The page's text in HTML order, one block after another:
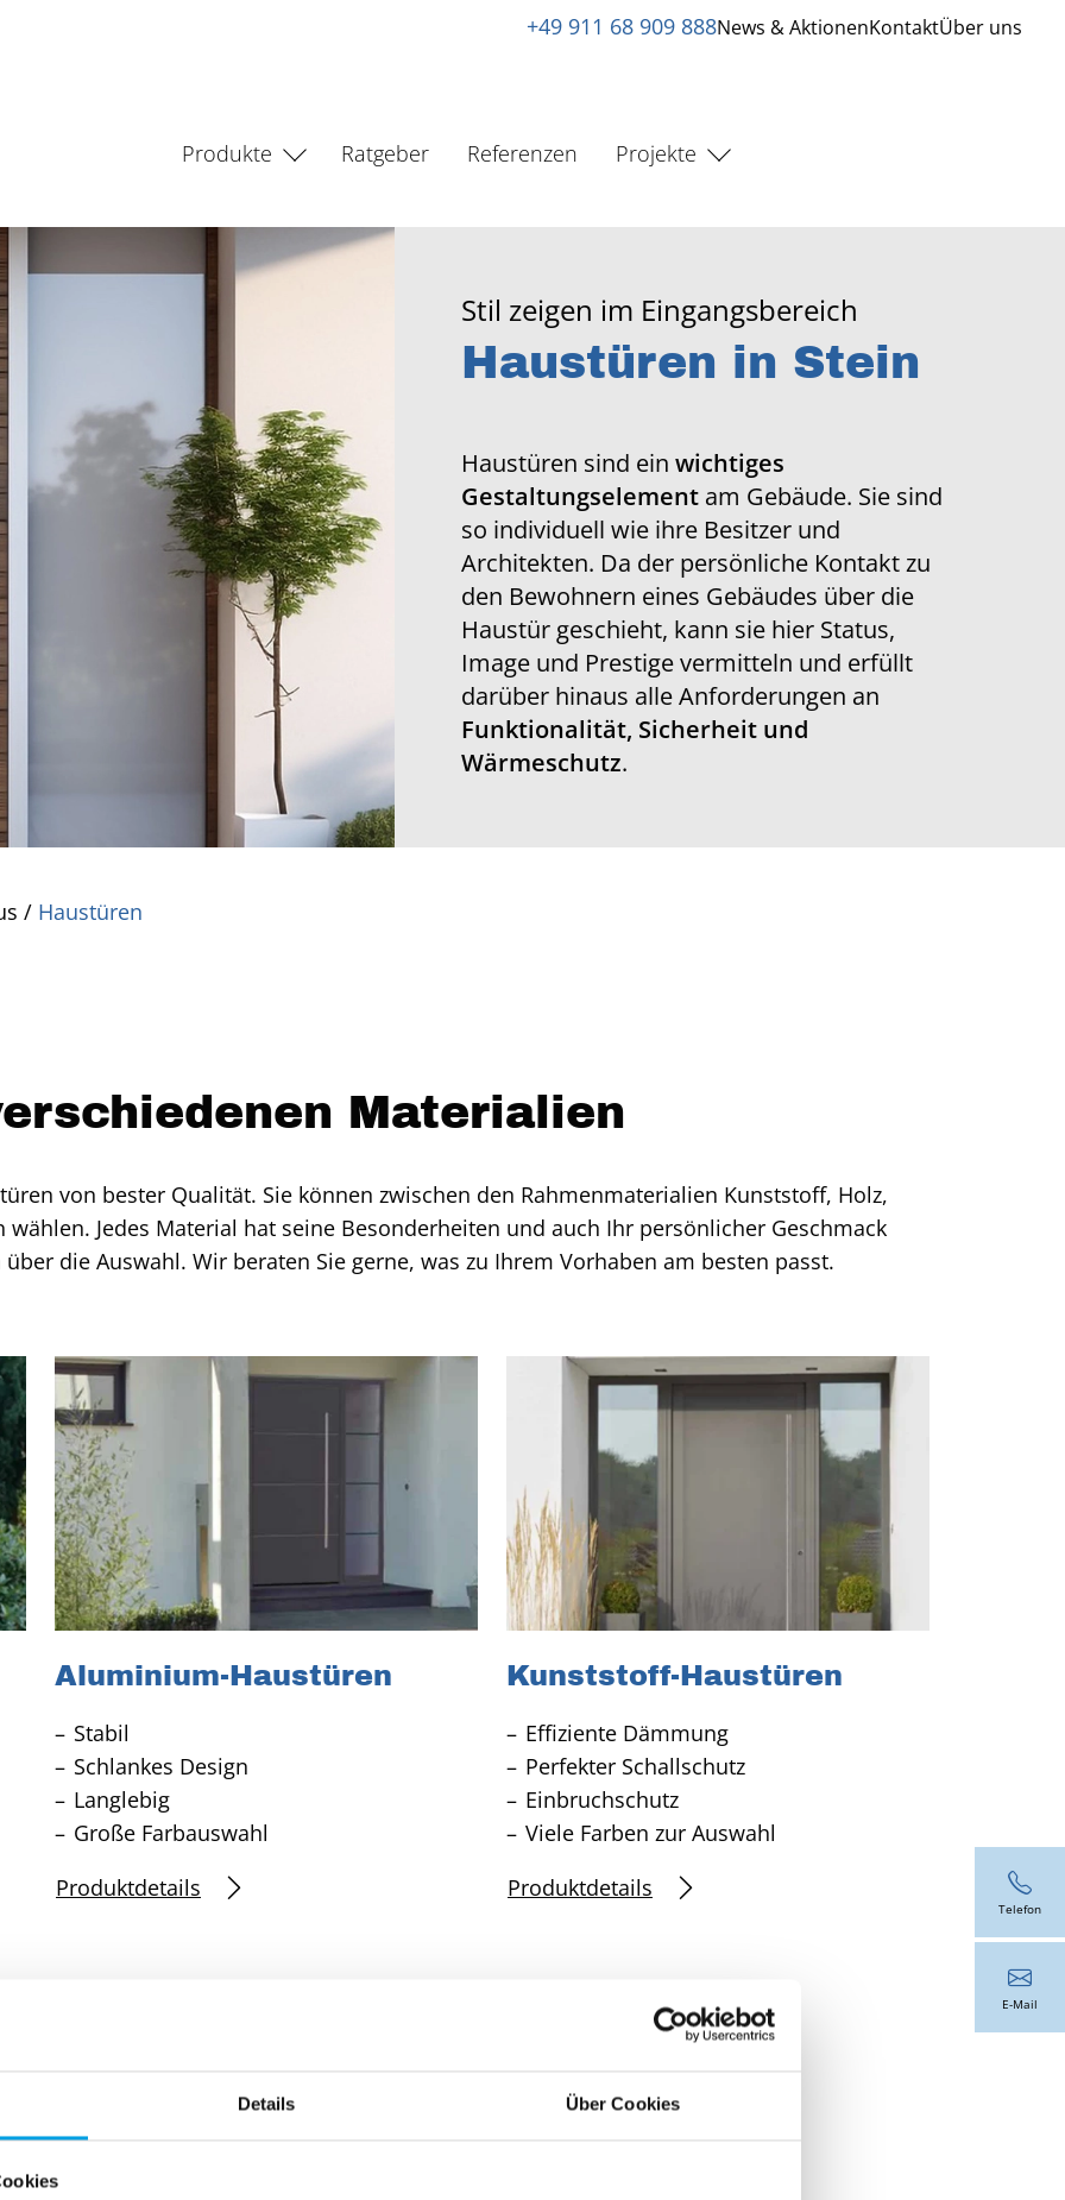
Details Über Cookies
+49 911 68 909 888News & AktionenKontaktÜber uns
Produkte Ratgeber Referenzen Projekte
/ Haustüren
Stil zeigen im Eingangsbereich
Haustüren in Stein
Haustüren sind ein wichtiges
Gestaltungselement am Gebäude. Sie sind
so individuell wie ihre Besitzer und
Architekten. Da der persönliche Kontakt zu
den Bewohnern eines Gebäudes über die
Haustür geschieht, kann sie hier Status,
Image und Prestige vermitteln und erfüllt
darüber hinaus alle Anforderungen an
Funktionalität, Sicherheit und
Wärmeschutz.
Materialien
von bester Qualität. Sie können zwischen den Rahmenmaterialien Kunststoff, Holz,
Jedes Material hat seine Besonderheiten und auch Ihr persönlicher Geschmack
die Auswahl. Wir beraten Sie gerne, was zu Ihrem Vorhaben am besten passt.
Aluminium-Haustüren
Stabil
Schlankes Design
Langlebig
Große Farbauswahl
Produktdetails
Kunststoff-Haustüren
Effiziente Dämmung
Perfekter Schallschutz
Einbruchschutz
Viele Farben zur Auswahl
Produktdetails
zum Konfigurator
Telefon
E-Mail